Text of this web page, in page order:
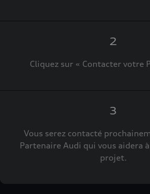
2
Cliquez sur « Contacter votre
3
Vous serez contacté
Partenaire Audi qui vous aidera
projet.